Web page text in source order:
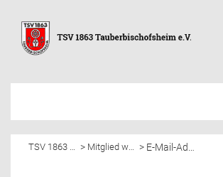
TSV 1863 Tauberbischofsheim e.V. > Mitglied werden > E-Mail-Adresse aktualisieren